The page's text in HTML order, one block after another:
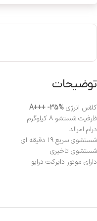
توضیحات
کلاس انرژیA+++ -35%
ظرفیت شستشو ۸ کیلوگرم
درام امرالد
شستشوی سریع ۱۹ دقیقه ای
شستشوی تاخیری
دارای موتور دایرکت درایو